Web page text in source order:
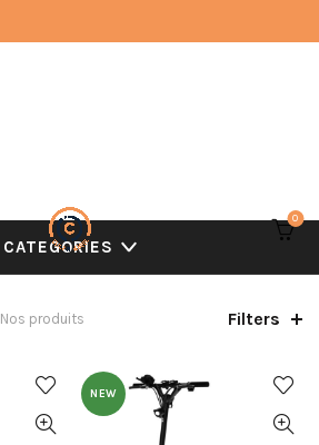
0
CATEGORIES
Nos produits Filters
NEW